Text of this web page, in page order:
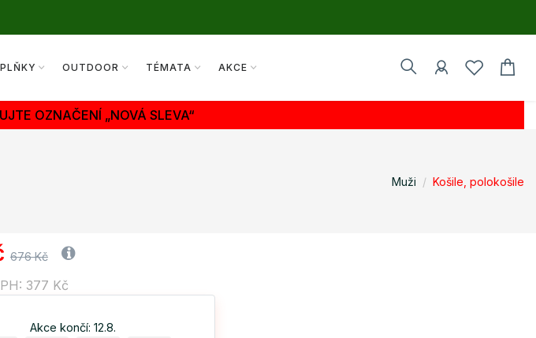
OUTDOOR TÉMATA AKCE
OZNAČENÍ „NOVÁ SLEVA“
Muži Košile, polokošile
676 Kč
377 Kč
Akce končí: 12.8.